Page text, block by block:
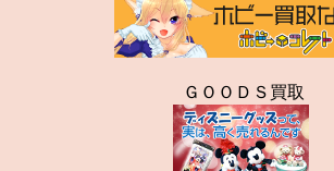
ＧＯＯＤＳ買取